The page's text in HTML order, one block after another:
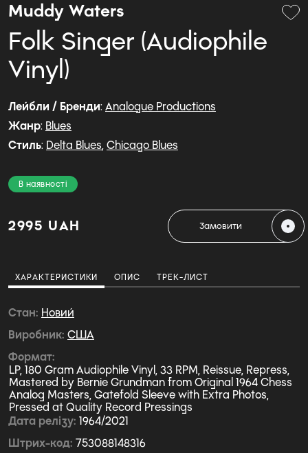
Muddy Waters
Folk Singer (Audiophile
Vinyl)
Лейбли / Бренди: Analogue Productions
Жанр: Blues
Стиль: Delta Blues, Chicago Blues
В наявності
2995 UAH Замовити
ХАРАКТЕРИСТИКИ ОПИС ТРЕК-ЛИСТ
Стан Новий
Виробник США
Формат
LP, 180 Gram Audiophile Vinyl, 33 RPM, Reissue, Repress,
Mastered by Bernie Grundman from Original 1964 Chess
Analog Masters, Gatefold Sleeve with Extra Photos,
Pressed at Quality Record Pressings
Дата релізу 1964/2021
Штрих-код 753088148316